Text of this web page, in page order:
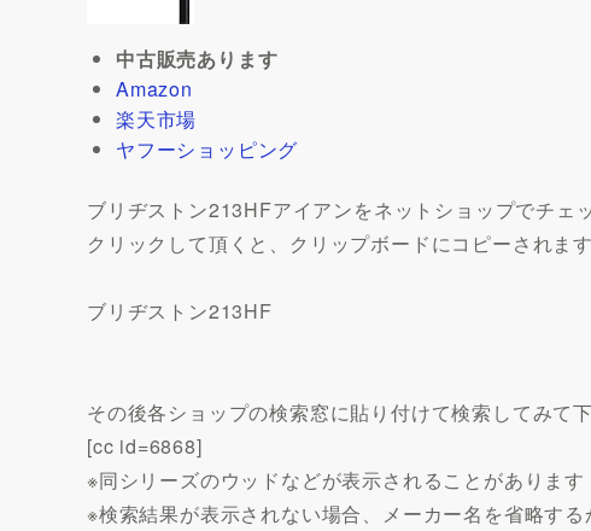
中古販売あります
Amazon
楽天市場
ヤフーショッピング
ブリヂストン213HFアイアンをネットショップでチ
クリックして頂くと、クリップボードにコピーされます
ブリヂストン213HF
その後各ショップの検索窓に貼り付けて検索してみて下
[cc id=6868]
※同シリーズのウッドなどが表示されることがあります
※検索結果が表示されない場合、メーカー名を省略す